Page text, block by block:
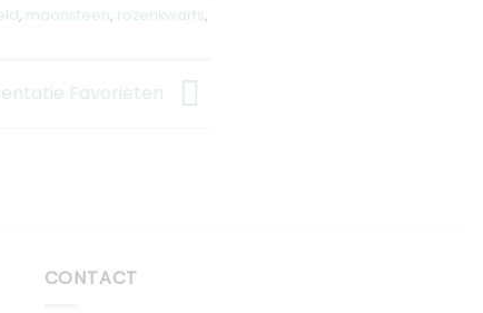
, maansteen, rozenkwarts,
Favorieten
CONTACT